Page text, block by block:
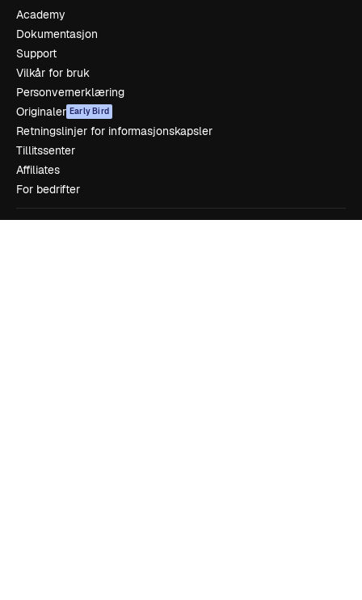
Academy
Dokumentasjon
Support
Vilkår for bruk
Personvernerklæring
Originaler Early Bird
Retningslinjer for informasjonskapsler
Tillitssenter
Affiliates
For bedrifter